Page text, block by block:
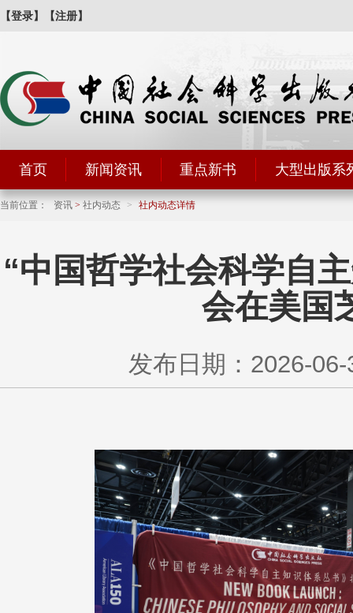
【登录】 【注册】
首页 新闻资讯 重点新书 大型出版系
当前位置： 资讯 > 社内动态 > 社内动态详情
“中国哲学社会科学自
会在美国
发布日期：2026-